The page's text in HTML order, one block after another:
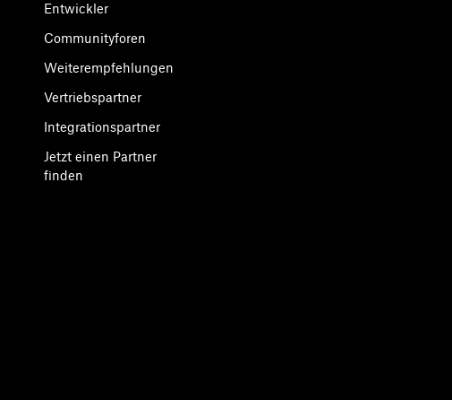
Entwickler
Communityforen
Weiterempfehlungen
Vertriebspartner
Integrationspartner
Jetzt einen Partner
finden